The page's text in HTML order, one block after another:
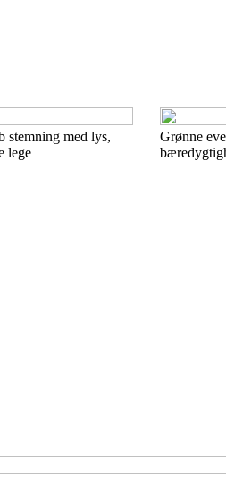
stemning med lys,
lege
Grønne